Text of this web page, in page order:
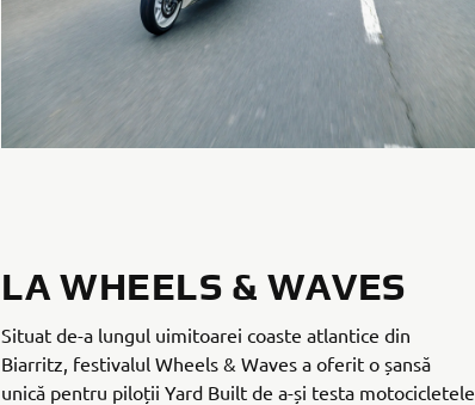
LA WHEELS & WAVES
Situat de-a lungul uimitoarei coaste atlantice din
Biarritz, festivalul Wheels & Waves a oferit o șansă
unică pentru piloții Yard Built de a-și testa motocicletele